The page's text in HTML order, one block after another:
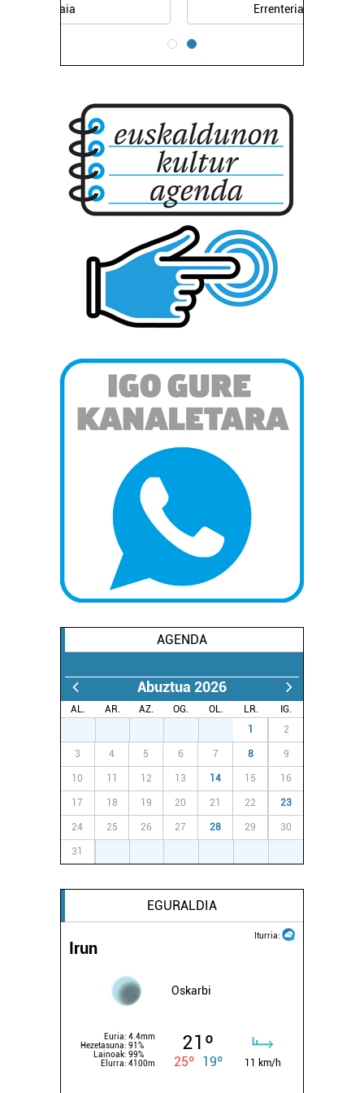
AGENDA
Abuztua 2026
AL. AR. AZ. OG. OL. LR.
IG.
1 2
3 4 5 6 7 8 9
10 11 12 13 14 15 16
17 18 19 20 21 22 23
24 25 26 27 28 29 30
31
EGURALDIA
Iturria:
Irun
Oskarbi
Euria: 4.4mm
Hezetasuna: 91%
Lainoak: 99%
Elurra: 4100m
21º
25º 19º 11 km/h